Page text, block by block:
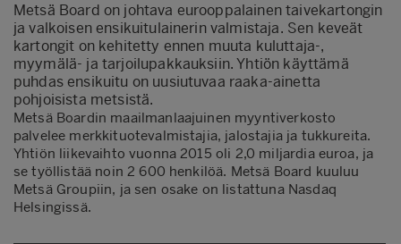
Metsä Board on johtava eurooppalainen taivekartongin
ja valkoisen ensikuitulainerin valmistaja. Sen keveät
kartongit on kehitetty ennen muuta kuluttaja-,
myymälä- ja tarjoilupakkauksiin. Yhtiön käyttämä
puhdas ensikuitu on uusiutuvaa raaka-ainetta
pohjoisista metsistä.
Metsä Boardin maailmanlaajuinen myyntiverkosto
palvelee merkkituotevalmistajia, jalostajia ja tukkureita.
Yhtiön liikevaihto vuonna 2015 oli 2,0 miljardia euroa, ja
se työllistää noin 2 600 henkilöä. Metsä Board kuuluu
Metsä Groupiin, ja sen osake on listattuna Nasdaq
Helsingissä.